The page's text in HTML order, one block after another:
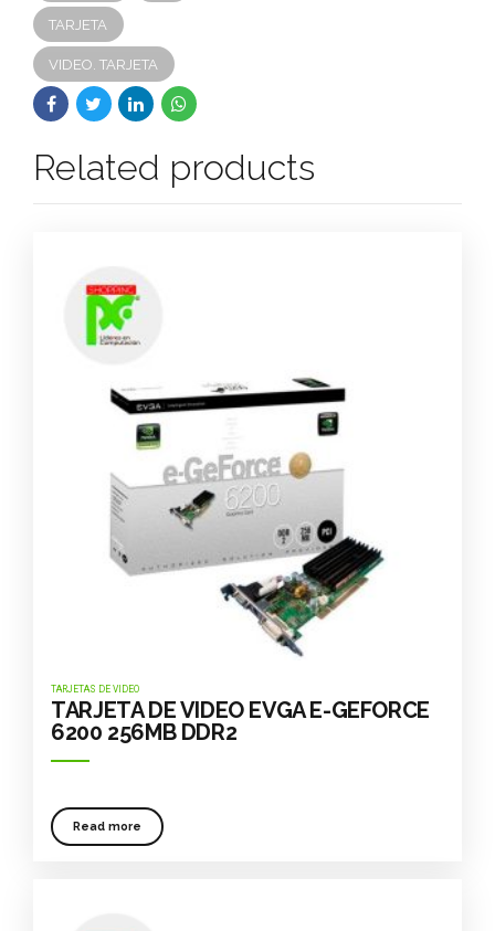
TARJETA
VIDEO. TARJETA
Related products
TARJETAS DE VIDEO
TARJETA DE VIDEO EVGA E-GEFORCE
6200 256MB DDR2
Read more